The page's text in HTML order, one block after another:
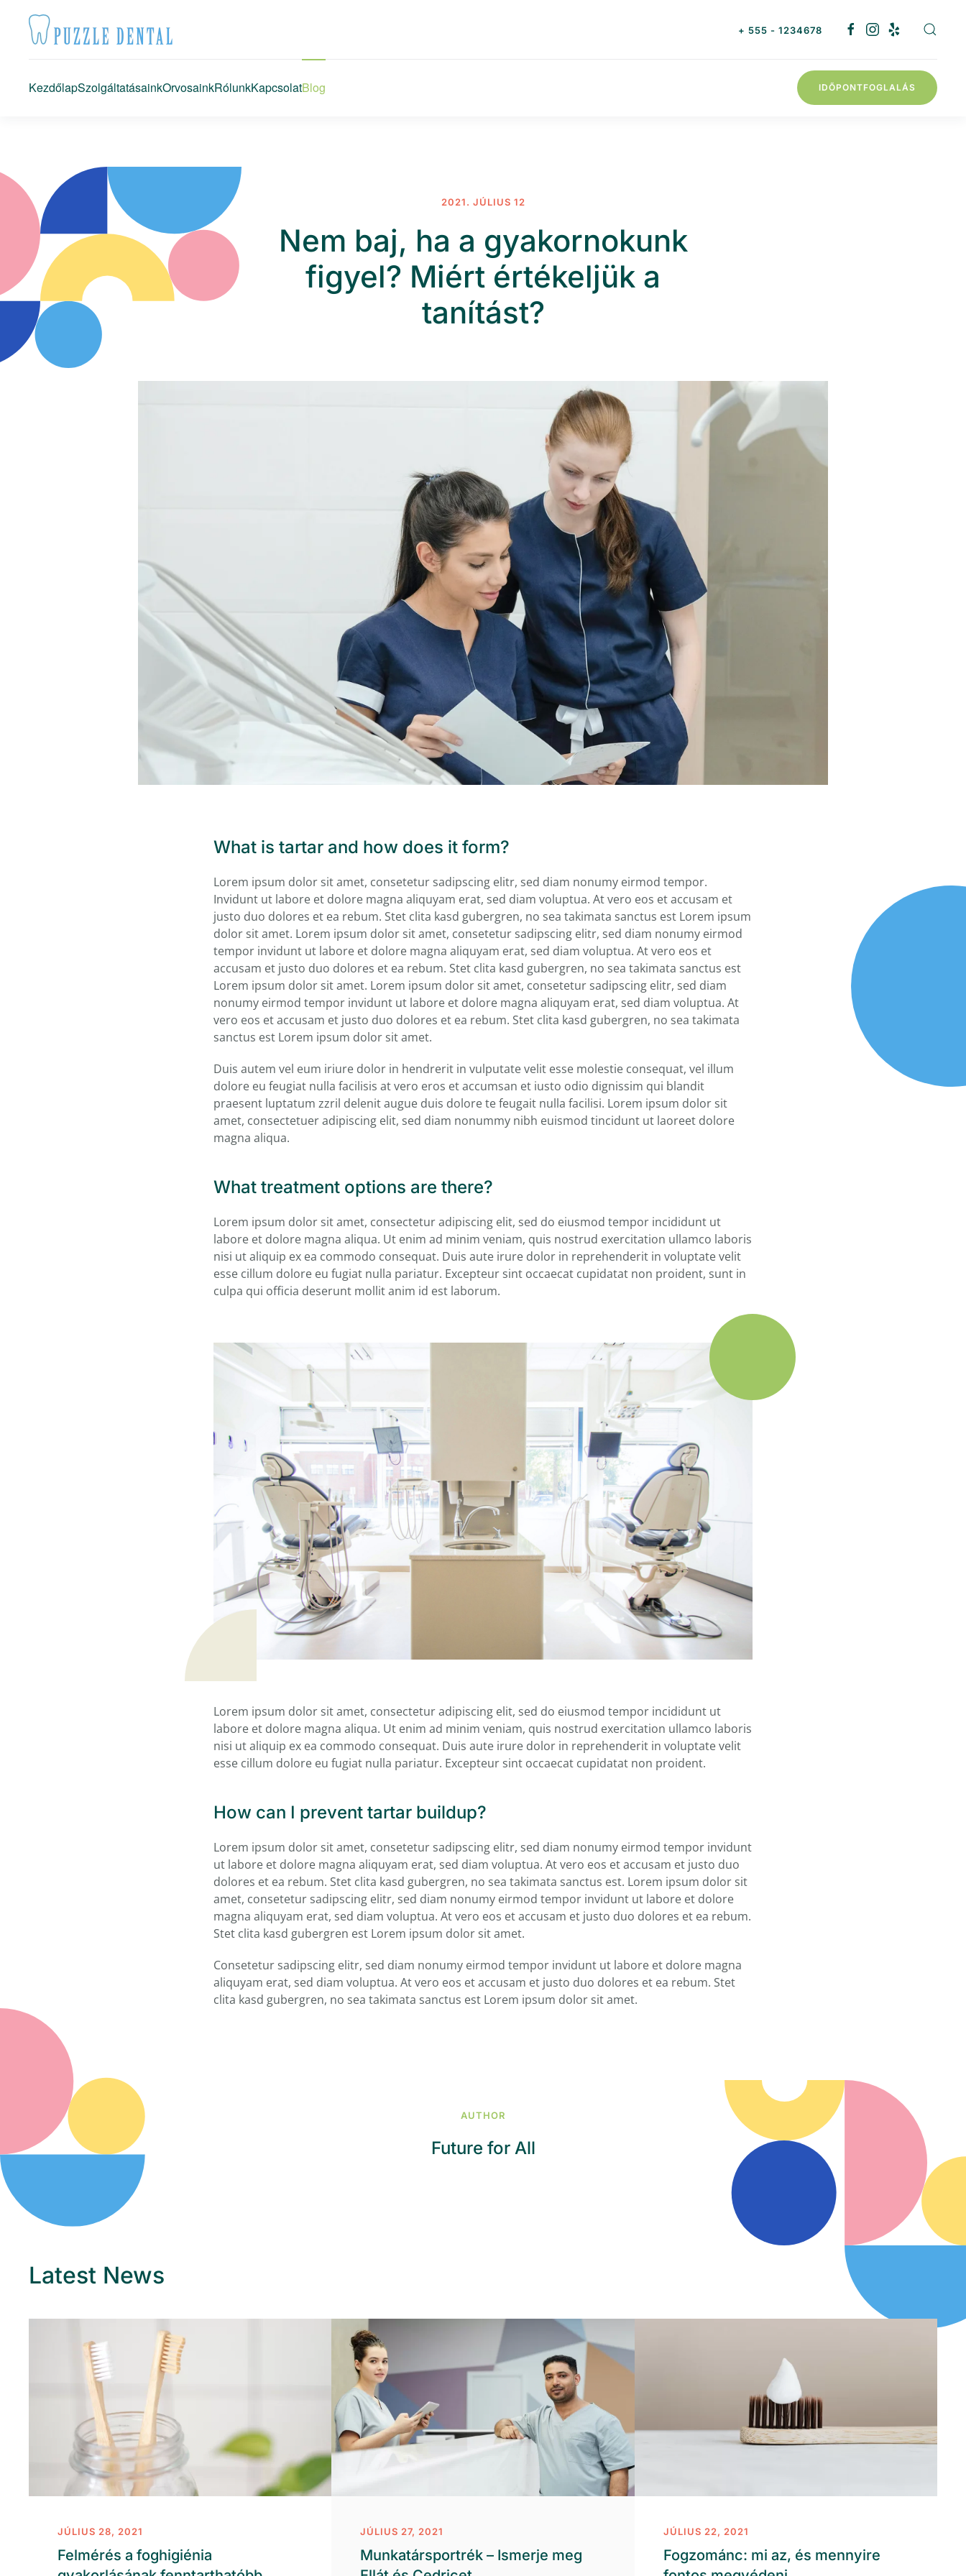
Fő tartalom átugrása
+ 555 - 1234678
KezdőlapSzolgáltatásainkOrvosainkRólunkKapcsolatBlog IDŐPONTFOGLALÁS
2021. JÚLIUS 12
Nem baj, ha a gyakornokunk
figyel? Miért értékeljük a
tanítást?
What is tartar and how does it form?
Lorem ipsum dolor sit amet, consetetur sadipscing elitr, sed diam nonumy eirmod tempor.
Invidunt ut labore et dolore magna aliquyam erat, sed diam voluptua. At vero eos et accusam et
justo duo dolores et ea rebum. Stet clita kasd gubergren, no sea takimata sanctus est Lorem ipsum
dolor sit amet. Lorem ipsum dolor sit amet, consetetur sadipscing elitr, sed diam nonumy eirmod
tempor invidunt ut labore et dolore magna aliquyam erat, sed diam voluptua. At vero eos et
accusam et justo duo dolores et ea rebum. Stet clita kasd gubergren, no sea takimata sanctus est
Lorem ipsum dolor sit amet. Lorem ipsum dolor sit amet, consetetur sadipscing elitr, sed diam
nonumy eirmod tempor invidunt ut labore et dolore magna aliquyam erat, sed diam voluptua. At
vero eos et accusam et justo duo dolores et ea rebum. Stet clita kasd gubergren, no sea takimata
sanctus est Lorem ipsum dolor sit amet.
Duis autem vel eum iriure dolor in hendrerit in vulputate velit esse molestie consequat, vel illum
dolore eu feugiat nulla facilisis at vero eros et accumsan et iusto odio dignissim qui blandit
praesent luptatum zzril delenit augue duis dolore te feugait nulla facilisi. Lorem ipsum dolor sit
amet, consectetuer adipiscing elit, sed diam nonummy nibh euismod tincidunt ut laoreet dolore
magna aliqua.
What treatment options are there?
Lorem ipsum dolor sit amet, consectetur adipiscing elit, sed do eiusmod tempor incididunt ut
labore et dolore magna aliqua. Ut enim ad minim veniam, quis nostrud exercitation ullamco laboris
nisi ut aliquip ex ea commodo consequat. Duis aute irure dolor in reprehenderit in voluptate velit
esse cillum dolore eu fugiat nulla pariatur. Excepteur sint occaecat cupidatat non proident, sunt in
culpa qui officia deserunt mollit anim id est laborum.
Lorem ipsum dolor sit amet, consectetur adipiscing elit, sed do eiusmod tempor incididunt ut
labore et dolore magna aliqua. Ut enim ad minim veniam, quis nostrud exercitation ullamco laboris
nisi ut aliquip ex ea commodo consequat. Duis aute irure dolor in reprehenderit in voluptate velit
esse cillum dolore eu fugiat nulla pariatur. Excepteur sint occaecat cupidatat non proident.
How can I prevent tartar buildup?
Lorem ipsum dolor sit amet, consetetur sadipscing elitr, sed diam nonumy eirmod tempor invidunt
ut labore et dolore magna aliquyam erat, sed diam voluptua. At vero eos et accusam et justo duo
dolores et ea rebum. Stet clita kasd gubergren, no sea takimata sanctus est. Lorem ipsum dolor sit
amet, consetetur sadipscing elitr, sed diam nonumy eirmod tempor invidunt ut labore et dolore
magna aliquyam erat, sed diam voluptua. At vero eos et accusam et justo duo dolores et ea rebum.
Stet clita kasd gubergren est Lorem ipsum dolor sit amet.
Consetetur sadipscing elitr, sed diam nonumy eirmod tempor invidunt ut labore et dolore magna
aliquyam erat, sed diam voluptua. At vero eos et accusam et justo duo dolores et ea rebum. Stet
clita kasd gubergren, no sea takimata sanctus est Lorem ipsum dolor sit amet.
AUTHOR
Future for All
Latest News
JÚLIUS 28, 2021
Felmérés a foghigiénia
JÚLIUS 27, 2021
Munkatársportrék – Ismerje meg
JÚLIUS 22, 2021
Fogzománc: mi az, és mennyire